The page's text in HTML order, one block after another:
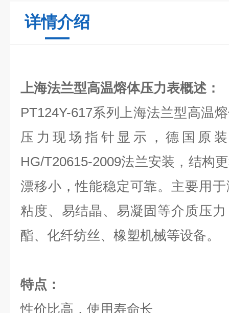
详情介绍
上海法兰型高温熔体压力表概述：
PT124Y-617系列上海法兰型高温
压力现场指针显示，德国原
HG/T20615-2009法兰安装，结构
漂移小，性能稳定可靠。主要用
粘度、易结晶、易凝固等介质压
酯、化纤纺丝、橡塑机械等设备。
特点：
性价比高，使用寿命长